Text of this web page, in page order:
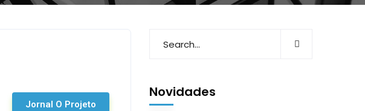
Jornal O Projeto
Novidades